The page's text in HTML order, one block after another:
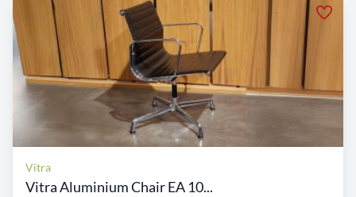
Vitra
Vitra Aluminium Chair EA 10...